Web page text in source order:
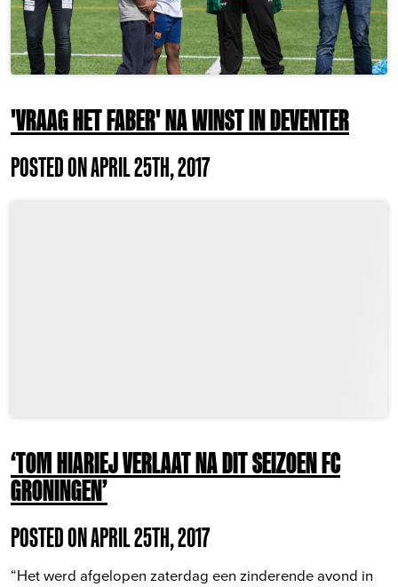
'VRAAG HET FABER' NA WINST IN DEVENTER
POSTED ON APRIL 25TH, 2017
‘TOM HIARIEJ VERLAAT NA DIT SEIZOEN FC
GRONINGEN’
POSTED ON APRIL 25TH, 2017
“Het werd afgelopen zaterdag een zinderende avond in